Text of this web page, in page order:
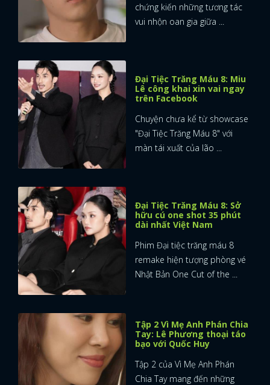
chứng kiến những tương tác
vui nhộn oan gia giữa ...
Đại Tiệc Trăng Máu 8: Miu
Lê công khai xin vai ngay
trên Facebook
Chuyện chưa kể từ showcase
"Đại Tiệc Trăng Máu 8" với
màn tái xuất của lão ...
Đại Tiệc Trăng Máu 8: Sở
hữu cú one shot 35 phút
dài nhất Việt Nam
Phim Đại tiệc trăng máu 8
remake hiện tượng phòng vé
Nhật Bản One Cut of the ...
Tập 2 Vì Mẹ Anh Phán Chia
Tay: Lê Phương thoại táo
bạo với Quốc Huy
Tập 2 của Vì Mẹ Anh Phán
Chia Tay mang đến những